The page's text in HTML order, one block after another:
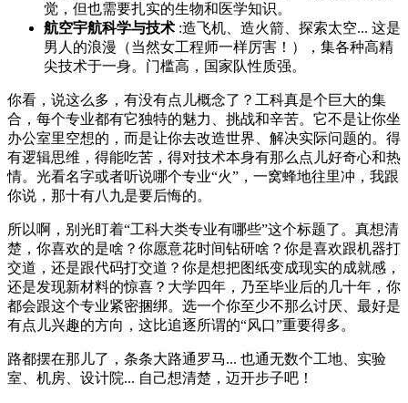
觉，但也需要扎实的生物和医学知识。
航空宇航科学与技术 :造飞机、造火箭、探索太空... 这是
男人的浪漫（当然女工程师一样厉害！），集各种高精
尖技术于一身。门槛高，国家队性质强。
你看，说这么多，有没有点儿概念了？工科真是个巨大的集
合，每个专业都有它独特的魅力、挑战和辛苦。它不是让你坐
办公室里空想的，而是让你去改造世界、解决实际问题的。得
有逻辑思维，得能吃苦，得对技术本身有那么点儿好奇心和热
情。光看名字或者听说哪个专业“火”，一窝蜂地往里冲，我跟
你说，那十有八九是要后悔的。
所以啊，别光盯着“工科大类专业有哪些”这个标题了。真想清
楚，你喜欢的是啥？你愿意花时间钻研啥？你是喜欢跟机器打
交道，还是跟代码打交道？你是想把图纸变成现实的成就感，
还是发现新材料的惊喜？大学四年，乃至毕业后的几十年，你
都会跟这个专业紧密捆绑。选一个你至少不那么讨厌、最好是
有点儿兴趣的方向，这比追逐所谓的“风口”重要得多。
路都摆在那儿了，条条大路通罗马... 也通无数个工地、实验
室、机房、设计院... 自己想清楚，迈开步子吧！